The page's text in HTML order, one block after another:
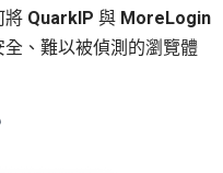
將 QuarkIP 與 MoreLogin
、難以被偵測的瀏覽體